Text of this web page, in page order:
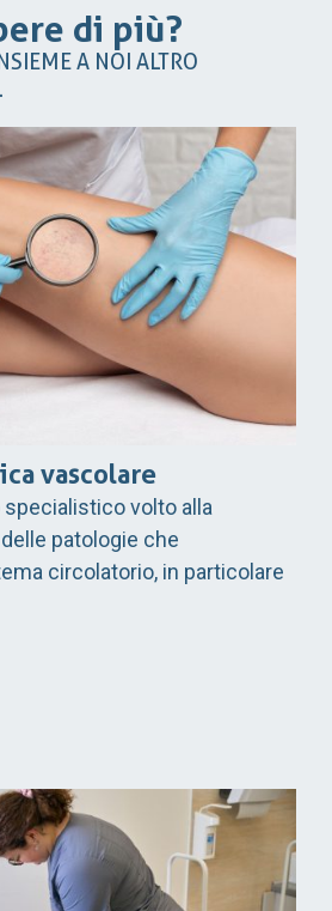
di più?
A NOI ALTRO
vascolare
volto alla
patologie che
circolatorio, in particolare